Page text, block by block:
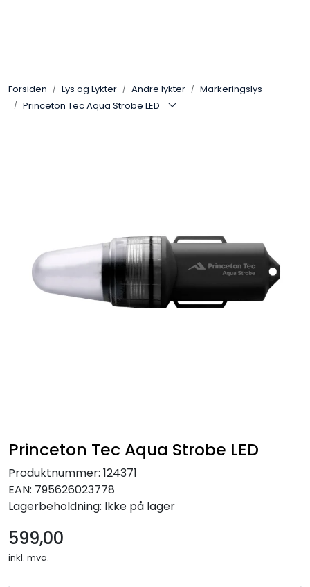
Forsiden Lys og Lykter Andre lykter
Markeringslys
Princeton Tec Aqua Strobe LED
Princeton Tec Aqua Strobe LED
Produktnummer: 124371
EAN: 795626023778
Lagerbeholdning: Ikke på lager
599,00
inkl. mva.
Bekledning
Bagger og sekker
Outlet